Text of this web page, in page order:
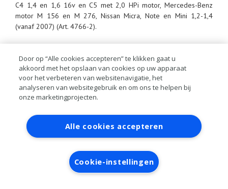
C4 1,4 en 1,6 16v en C5 met 2,0 HPi motor, Mercedes-Benz
motor M 156 en M 276, Nissan Micra, Note en Mini 1,2-1,4
(vanaf 2007) (Art. 4766-2).
Contact Account aanvragen
Inloggen
RAI bestanden
Privacy
Algemene
voorwaarden
Verwerkersovereenkomst
Door op “Alle cookies accepteren” te klikken gaat u
akkoord met het opslaan van cookies op uw apparaat
voor het verbeteren van websitenavigatie, het
analyseren van websitegebruik en om ons te helpen bij
onze marketingprojecten.
Alle cookies accepteren
Cookie-instellingen